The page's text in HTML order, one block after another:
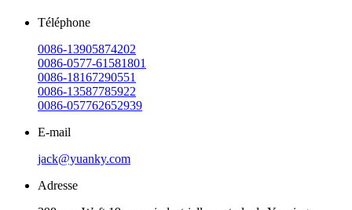
Téléphone
0086-13905874202
0086-0577-61581801
0086-18167290551
0086-13587785922
0086-057762652939
E-mail
jack@yuanky.com
Adresse